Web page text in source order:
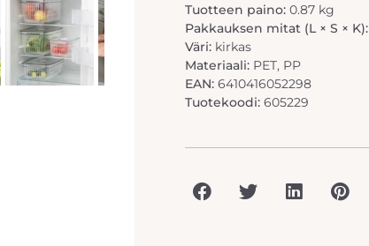
Tuotteen paino: 0.87 kg
Pakkauksen mitat (L × S × K):
Väri: kirkas
Materiaali: PET, PP
EAN: 6410416052298
Tuotekoodi: 605229